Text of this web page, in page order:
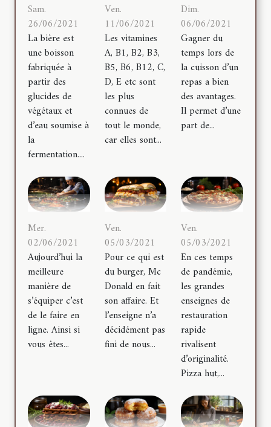
Sam.
26/06/2021
La bière est
une boisson
fabriquée à
partir des
glucides de
végétaux et
d’eau soumise à
la
fermentation....
Ven.
11/06/2021
Les vitamines
A, B1, B2, B3,
B5, B6, B12, C,
D, E etc sont
les plus
connues de
tout le monde,
car elles sont...
Dim.
06/06/2021
Gagner du
temps lors de
la cuisson d’un
repas a bien
des avantages.
Il permet d’une
part de...
Mer.
02/06/2021
Aujourd’hui la
meilleure
manière de
s’équiper c’est
de le faire en
ligne. Ainsi si
vous êtes...
Ven.
05/03/2021
Pour ce qui est
du burger, Mc
Donald en fait
son affaire. Et
l’enseigne n’a
décidément pas
fini de nous...
Ven.
05/03/2021
En ces temps
de pandémie,
les grandes
enseignes de
restauration
rapide
rivalisent
d’originalité.
Pizza hut,...